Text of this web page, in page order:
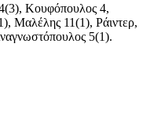
Κουφόπουλος 4,
Μαλέλης 11(1), Ράιντερ,
5(1).